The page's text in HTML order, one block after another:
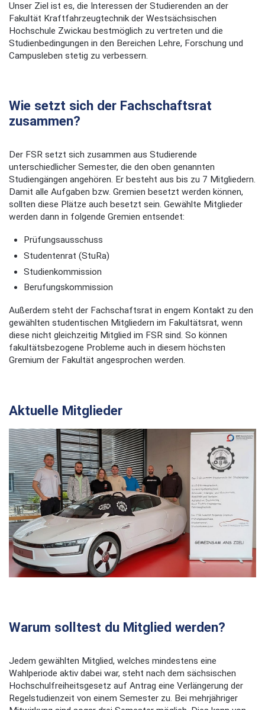
Unser Ziel ist es, die Interessen der Studierenden an der
Fakultät Kraftfahrzeugtechnik der Westsächsischen
Hochschule Zwickau bestmöglich zu vertreten und die
Studienbedingungen in den Bereichen Lehre, Forschung und
Campusleben stetig zu verbessern.
Wie setzt sich der Fachschaftsrat
zusammen?
Der FSR setzt sich zusammen aus Studierende
unterschiedlicher Semester, die den oben genannten
Studiengängen angehören. Er besteht aus bis zu 7 Mitgliedern.
Damit alle Aufgaben bzw. Gremien besetzt werden können,
sollten diese Plätze auch besetzt sein. Gewählte Mitglieder
werden dann in folgende Gremien entsendet:
Prüfungsausschuss
Studentenrat (StuRa)
Studienkommission
Berufungskommission
Außerdem steht der Fachschaftsrat in engem Kontakt zu den
gewählten studentischen Mitgliedern im Fakultätsrat, wenn
diese nicht gleichzeitig Mitglied im FSR sind. So können
fakultätsbezogene Probleme auch in diesem höchsten
Gremium der Fakultät angesprochen werden.
Aktuelle Mitglieder
Warum solltest du Mitglied werden?
Jedem gewählten Mitglied, welches mindestens eine
Wahlperiode aktiv dabei war, steht nach dem sächsischen
Hochschulfreiheitsgesetz auf Antrag eine Verlängerung der
Regelstudienzeit von einem Semester zu. Bei mehrjähriger